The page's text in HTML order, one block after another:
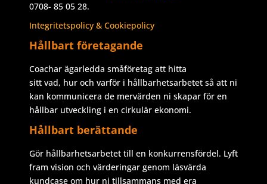
0708- 85 05 28.
Integritetspolicy & Cookiepolicy
Hållbart företagande
Coachar ägarledda småföretag att hitta
sitt vad, hur och varför i hållbarhetsarbetet så att ni
kan kommunicera de mervärden ni skapar för en
hållbar utveckling i en cirkulär ekonomi.
Hållbart berättande
Gör hållbarhetsarbetet till en konkurrensfördel. Lyft
fram vision och värderingar genom läsvärda
kundcase om hur ni tillsammans med era